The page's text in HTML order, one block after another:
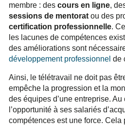
membre : des cours en ligne,
sessions de mentorat ou des
certification professionnelle.
les lacunes de compétences
des améliorations sont
développement professionnel de
Ainsi, le télétravail ne doit pas
empêche la progression et la
des équipes d’une entreprise.
l’opportunité à ses salariés
compétences est une force. Cela